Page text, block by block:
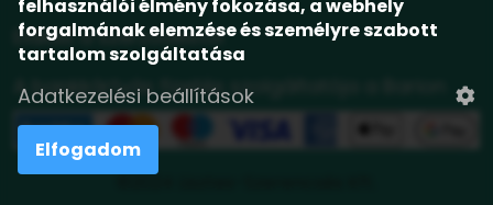
Elállás a szerződéstől
A bankkártyás fizetés szolgáltatója a Barion
©2024 Lisztes-Szerencsés Kft.
felhasználói élmény fokozása, a webhely
forgalmának elemzése és személyre szabott
tartalom szolgáltatása
Adatkezelési beállítások
Elfogadom